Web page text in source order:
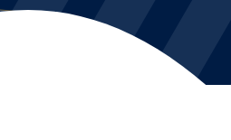
WATER